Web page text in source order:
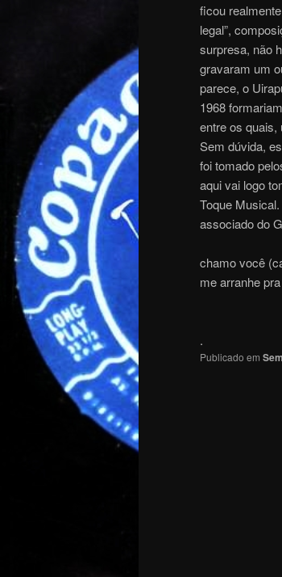
ficou
legal”,
surpresa, não
gravaram um
parece, o
1968
entre os quais,
Sem dúvida,
foi tomado
aqui vai logo
Toque
associado do
chamo você
me arranhe
.
Publicado em